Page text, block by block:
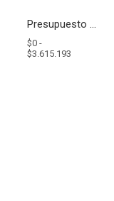
Presupuesto - Ingresos
$0 -
$3.615.193